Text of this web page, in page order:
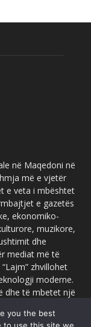
në Maqedoni në
më e vjetër
e veta i mbështet
e gazetës
ekonomiko-
muzikore,
dhe
mediat më të
zhvillohet
moderne.
dhe të mbetet një
është një
you the best